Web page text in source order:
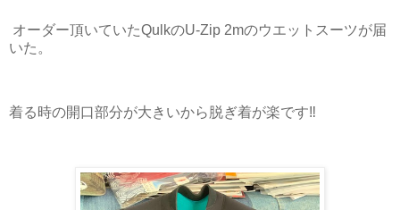
オーダー頂いていたQulkのU-Zip 2mのウエットスーツが届
いた。
着る時の開口部分が大きいから脱ぎ着が楽です‼️